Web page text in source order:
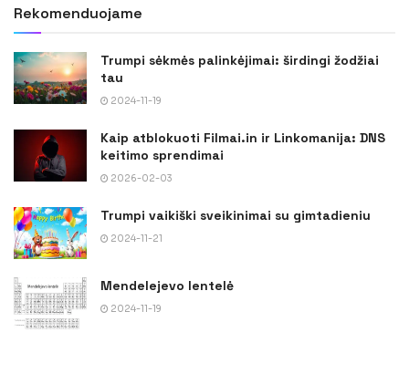
Rekomenduojame
Trumpi sėkmės palinkėjimai: širdingi žodžiai
tau
2024-11-19
Kaip atblokuoti Filmai.in ir Linkomanija: DNS
keitimo sprendimai
2026-02-03
Trumpi vaikiški sveikinimai su gimtadieniu
2024-11-21
Mendelejevo lentelė
2024-11-19